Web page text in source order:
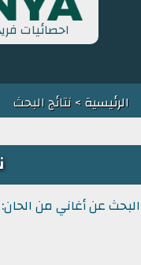
احصائيات
الرئيسية> نتائج البحث
البحث عن أغاني من الحان: